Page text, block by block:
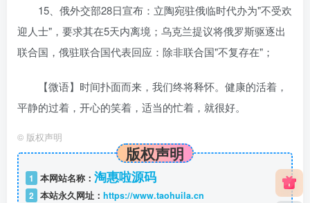
15、俄外交部28日宣布：立陶宛驻俄临时代办为"不受欢
迎人士"，要求其在5天内离境；乌克兰提议将俄罗斯驱逐出
联合国，俄驻联合国代表回应：除非联合国"不复存在"；
【微语】时间扑面而来，我们终将释怀。健康的活着，
平静的过着，开心的笑着，适当的忙着，就很好。
© 版权声明
版权声明
1 本网站名称： 淘惠啦源码
2 本站永久网址： https://www.taohuila.cn